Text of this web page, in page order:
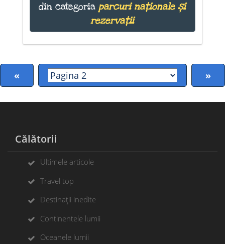
din categoriaparcuri naționale și
rezervații
« »
Călătorii
Ultimele articole
Travel top
Destinații inedite
Continentele lumii
Oceanele lumii